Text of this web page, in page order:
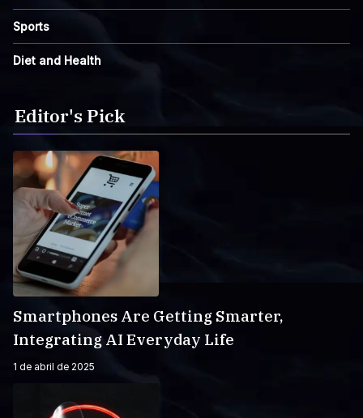
Sports
Diet and Health
Editor's Pick
Smartphones Are Getting Smarter,
Integrating AI Everyday Life
1 de abril de 2025